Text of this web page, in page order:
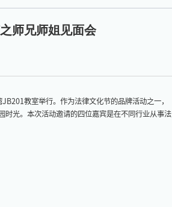
师兄师姐见面会
教室举行。作为法律文化节的品牌活动之一，
时光。本次活动邀请的四位嘉宾是在不同行业从事法